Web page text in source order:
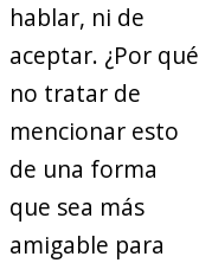
hablar, ni de
aceptar. ¿Por qué
no tratar de
mencionar esto
de una forma
que sea más
amigable para